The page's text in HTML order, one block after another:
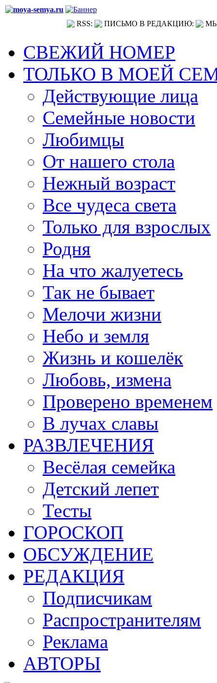
RSS: ПИСЬМО В РЕДАКЦИЮ:
СВЕЖИЙ НОМЕР
ТОЛЬКО В МОЕЙ
Действующие лица
Семейные новости
Любимцы
От нашего стола
Нежный возраст
Все чудеса света
Только для взрослых
Родня
На что жалуетесь
Так не бывает
Мелочи жизни
Небо и земля
Жизнь и кошелёк
Любовь, измена
Проверено временем
В лучах славы
РАЗВЛЕЧЕНИЯ
Весёлая семейка
Детский лепет
Тесты
ГОРОСКОП
ОБСУЖДЕНИЕ
РЕДАКЦИЯ
Подписчикам
Распространителям
Реклама
АВТОРЫ